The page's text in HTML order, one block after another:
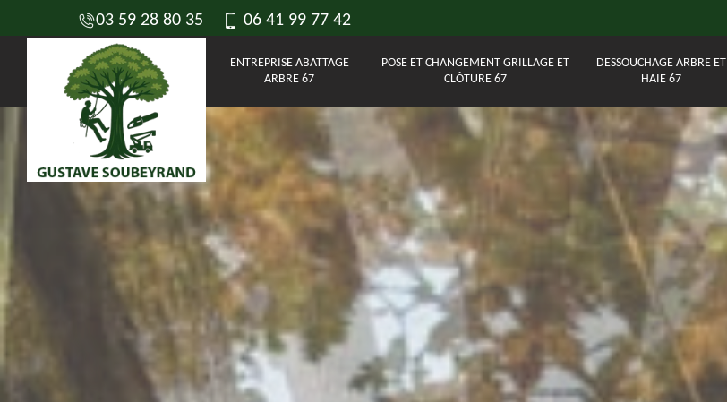
03 59 28 80 35 06 41 99 77 42
ENTREPRISE ABATTAGE
ARBRE 67
POSE ET CHANGEMENT GRILLAGE ET
CLÔTURE 67
DESSOUCHAGE ARBRE ET
HAIE 67